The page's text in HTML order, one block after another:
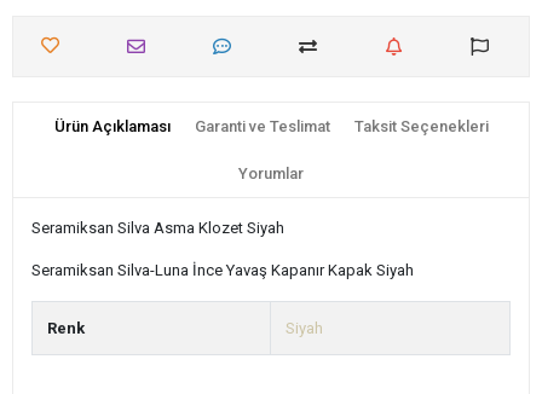
Ürün Açıklaması Garanti ve Teslimat Taksit Seçenekleri
Yorumlar
Seramiksan Silva Asma Klozet Siyah
Seramiksan Silva-Luna İnce Yavaş Kapanır Kapak Siyah
Renk Siyah